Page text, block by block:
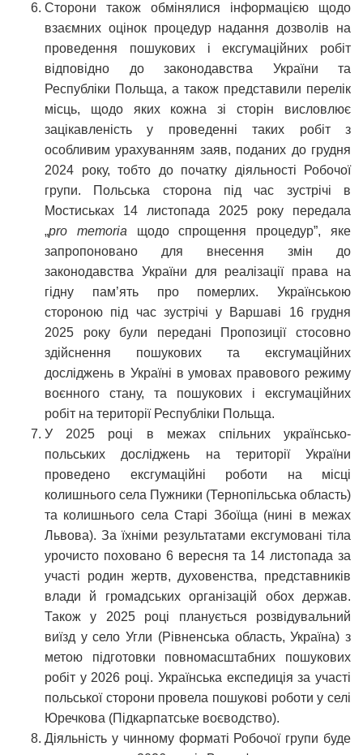
Сторони також обмінялися інформацією щодо
взаємних оцінок процедур надання дозволів на
проведення пошукових і ексгумаційних робіт
відповідно до законодавства України та
Республіки Польща, а також представили перелік
місць, щодо яких кожна зі сторін висловлює
зацікавленість у проведенні таких робіт з
особливим урахуванням заяв, поданих до грудня
2024 року, тобто до початку діяльності Робочої
групи. Польська сторона під час зустрічі в
Мостиськах 14 листопада 2025 року передала
„pro memoria щодо спрощення процедур”, яке
запропоновано для внесення змін до
законодавства України для реалізації права на
гідну пам’ять про померлих. Українською
стороною під час зустрічі у Варшаві 16 грудня
2025 року були передані Пропозиції стосовно
здійснення пошукових та ексгумаційних
досліджень в Україні в умовах правового режиму
воєнного стану, та пошукових і ексгумаційних
робіт на території Республіки Польща.
У 2025 році в межах спільних українсько-
польських досліджень на території України
проведено ексгумаційні роботи на місці
колишнього села Пужники (Тернопільська область)
та колишнього села Старі Збоїща (нині в межах
Львова). За їхніми результатами ексгумовані тіла
урочисто поховано 6 вересня та 14 листопада за
участі родин жертв, духовенства, представників
влади й громадських організацій обох держав.
Також у 2025 році планується розвідувальний
виїзд у село Угли (Рівненська область, Україна) з
метою підготовки повномасштабних пошукових
робіт у 2026 році. Українська експедиція за участі
польської сторони провела пошукові роботи у селі
Юречкова (Підкарпатське воєводство).
Діяльність у чинному форматі Робочої групи буде